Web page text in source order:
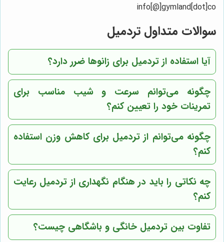
info[@]gymland[dot]co
سوالات متداول تردمیل
آیا استفاده از تردمیل برای زانوها ضرر دارد؟
چگونه می‌توانم سرعت و شیب مناسب برای
تمرینات خود را تعیین کنم؟
چگونه می‌توانم از تردمیل برای کاهش وزن استفاده
کنم؟
چه نکاتی را باید در هنگام نگهداری از تردمیل رعایت
کنم؟
تفاوت بین تردمیل خانگی و باشگاهی چیست؟